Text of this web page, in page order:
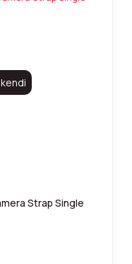
Strap Single